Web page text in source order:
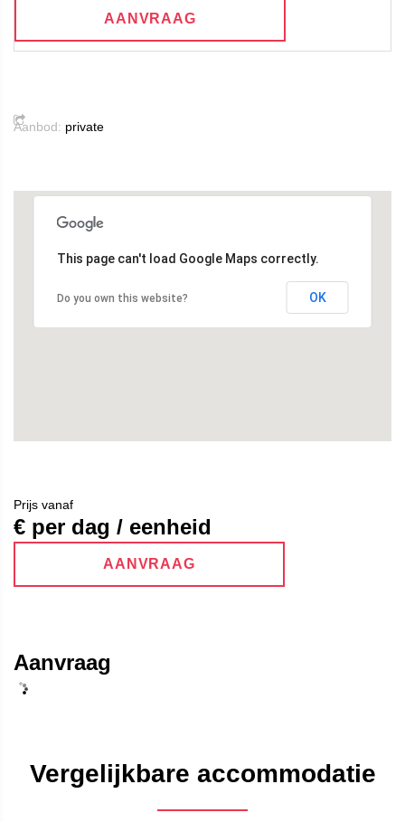
AANVRAAG
Aanbod: private
This page can't load Google Maps correctly.
Do you own this website? OK
Prijs vanaf
€ per dag / eenheid
AANVRAAG
Aanvraag
Vergelijkbare accommodatie